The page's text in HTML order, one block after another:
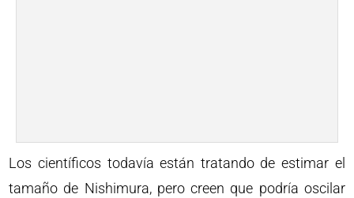
Los científicos todavía están tratando de estimar el
tamaño de Nishimura, pero creen que podría oscilar